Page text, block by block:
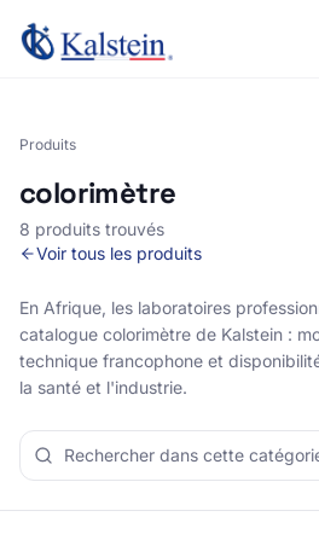
Produits
colorimètre
8 produits trouvés
Voir tous les produits
En Afrique, les laboratoires
catalogue colorimètre de Kalstein :
technique francophone et
la santé et l'industrie.